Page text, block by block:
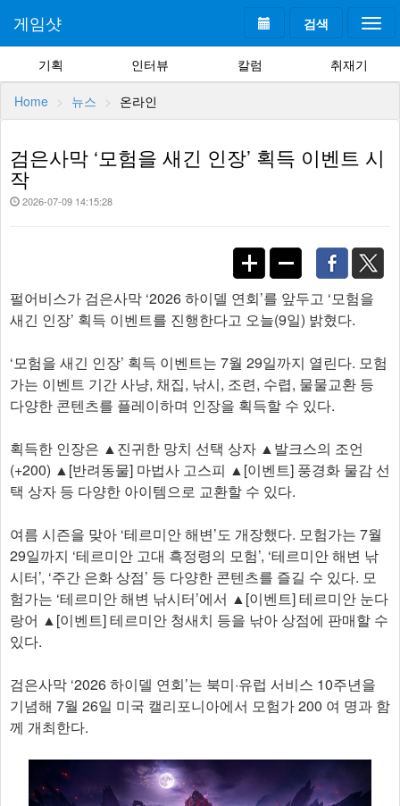
검색
게임샷
기획 인터뷰 칼럼 취재기
Home 뉴스 온라인
검은사막 ‘모험을 새긴 인장’ 획득 이벤트 시
작
2026-07-09 14:15:28
펄어비스가 검은사막 ‘2026 하이델 연회’를 앞두고 ‘모험을
새긴 인장’ 획득 이벤트를 진행한다고 오늘(9일) 밝혔다.
‘모험을 새긴 인장’ 획득 이벤트는 7월 29일까지 열린다. 모험
가는 이벤트 기간 사냥, 채집, 낚시, 조련, 수렵, 물물교환 등
다양한 콘텐츠를 플레이하며 인장을 획득할 수 있다.
획득한 인장은 ▲진귀한 망치 선택 상자 ▲발크스의 조언
(+200) ▲[반려동물] 마법사 고스피 ▲[이벤트] 풍경화 물감 선
택 상자 등 다양한 아이템으로 교환할 수 있다.
여름 시즌을 맞아 ‘테르미안 해변’도 개장했다. 모험가는 7월
29일까지 ‘테르미안 고대 흑정령의 모험’, ‘테르미안 해변 낚
시터’, ‘주간 은화 상점’ 등 다양한 콘텐츠를 즐길 수 있다. 모
험가는 ‘테르미안 해변 낚시터’에서 ▲[이벤트] 테르미안 눈다
랑어 ▲[이벤트] 테르미안 청새치 등을 낚아 상점에 판매할 수
있다.
검은사막 ‘2026 하이델 연회’는 북미·유럽 서비스 10주년을
기념해 7월 26일 미국 캘리포니아에서 모험가 200 여 명과 함
께 개최한다. ​